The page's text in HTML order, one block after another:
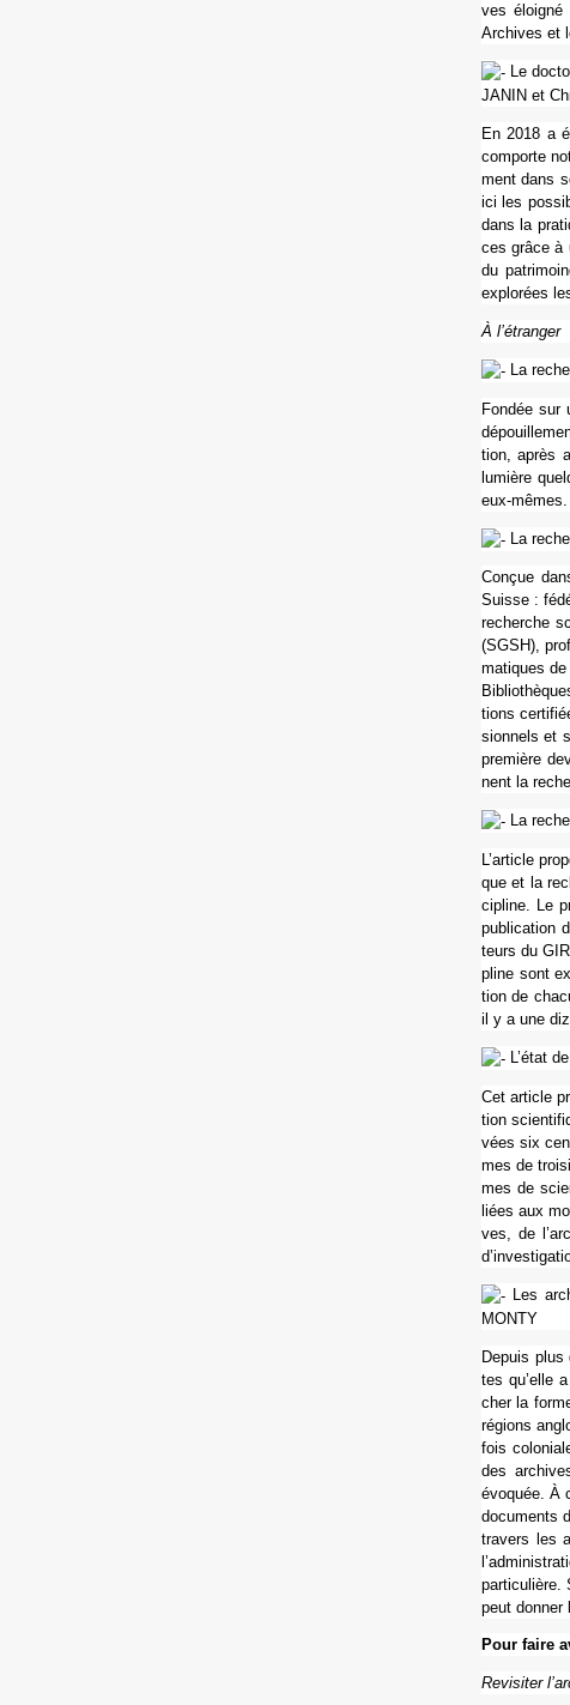
ves éloigné
Archives et
Le
JANIN et
En 2018 a
com­porte
ment dans
ici les
dans la
ces grâce à
du
explo­rées
À l’étranger
La
Fondée sur
tion, après
lumière
eux-mêmes.
La
Conçue
Suisse :
recher­che
(SGSH),
ma­ti­ques
tions
sion­nels et
pre­mière
nent la
La
L’arti­cle
que et la
ci­pline. Le
publi­ca­tion
teurs du
pline sont
tion de
il y a une
L’état
Cet arti­cle
tion
vées six
mes de
mes de
liées aux
ves, de
Les
MONTY
Depuis
tes qu’elle
cher la
régions
fois
des
évoquée. À
docu­ments
tra­vers les
par­ti­cu­lière.
peut donner
Pour faire
Revisiter